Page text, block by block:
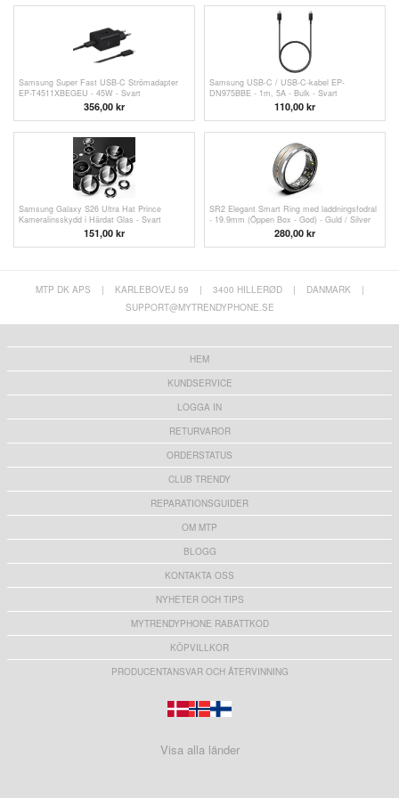
Samsung Super Fast USB-C Strömadapter
EP-T4511XBEGEU - 45W - Svart
356,00 kr
Samsung USB-C / USB-C-kabel EP-
DN975BBE - 1m, 5A - Bulk - Svart
110,00 kr
Samsung Galaxy S26 Ultra Hat Prince
Kameralinsskydd i Härdat Glas - Svart
151,00 kr
SR2 Elegant Smart Ring med laddningsfodral
- 19.9mm (Öppen Box - God) - Guld / Silver
280,00 kr
MTP DK APS | KARLEBOVEJ 59 | 3400 HILLERØD | DANMARK
|
SUPPORT@MYTRENDYPHONE.SE
HEM
KUNDSERVICE
LOGGA IN
RETURVAROR
ORDERSTATUS
CLUB TRENDY
REPARATIONSGUIDER
OM MTP
BLOGG
KONTAKTA OSS
NYHETER OCH TIPS
MYTRENDYPHONE RABATTKOD
KÖPVILLKOR
PRODUCENTANSVAR OCH ÅTERVINNING
Visa alla länder